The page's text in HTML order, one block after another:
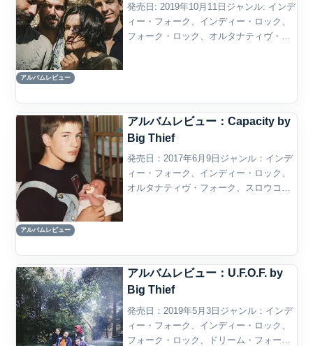
アルバムレビュー
発売日: 2019年10月11日ジャンル: インデ
ィー・フォーク、インディー・ロック、
フォーク・ロック、オルタナティヴ・ロ
アルバムレビュー
アルバムレビュー：Capacity by
Big Thief
発売日：2017年6月9日ジャンル：インデ
ィー・フォーク、インディー・ロック、
オルタナティヴ・フォーク、スロウコ
アルバムレビュー：U.F.O.F. by
Big Thief
発売日：2019年5月3日ジャンル：インデ
ィー・フォーク、インディー・ロック、
フォーク・ロック、ドリーム・フォー